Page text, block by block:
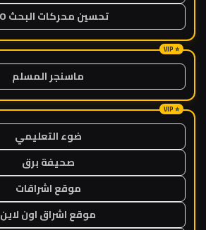
تحسين محركات البحث SEO
ماسنجر المسلم
ضوء التعليمي
صحيفة برق
موقع اشراقات
موقع اشراق اون لاين